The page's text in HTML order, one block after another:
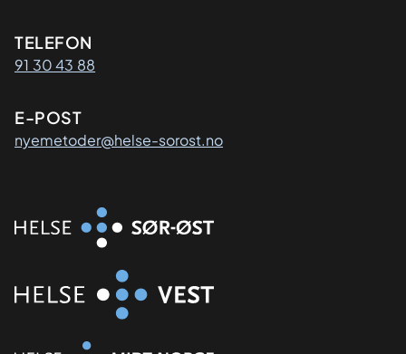
Kontaktinformasjon
TELEFON
91 30 43 88
E-POST
nyemetoder@helse-sorost.no
Organisasjon